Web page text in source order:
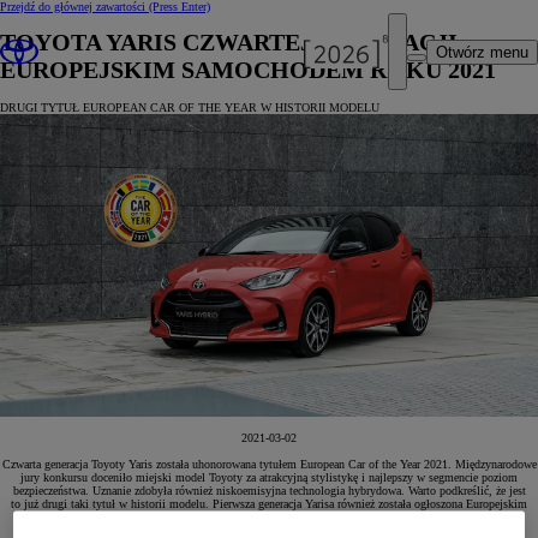
Przejdź do głównej zawartości (Press Enter)
Otwórz menu
TOYOTA YARIS CZWARTEJ GENERACJI
EUROPEJSKIM SAMOCHODEM ROKU 2021
DRUGI TYTUŁ EUROPEAN CAR OF THE YEAR W HISTORII MODELU
2021-03-02
Czwarta generacja Toyoty Yaris została uhonorowana tytułem European Car of the Year 2021. Międzynarodowe
jury konkursu doceniło miejski model Toyoty za atrakcyjną stylistykę i najlepszy w segmencie poziom
bezpieczeństwa. Uznanie zdobyła również niskoemisyjna technologia hybrydowa. Warto podkreślić, że jest
to już drugi taki tytuł w historii modelu. Pierwsza generacja Yarisa również została ogłoszona Europejskim